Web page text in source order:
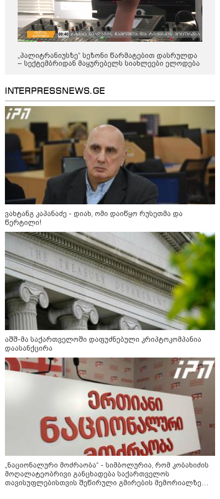
„წარმოებულია საქართველოში“ -
ქართული თაფლი ჩინეთის
ბაზარზე გასასვლელად ემზადება
- დეტალები
დეფიციტის წინაშე დგას
კონფლიქტები
12:46 / 07-08-2026
ოკუპირებულ აფხაზეთში საწვავის
დეფიციტია, კილომეტრიანი რიგები და
შეზღუდვა საწვავის ჩასხმაზე - რა
ინფორმაციას აქვეყნებს "დემოკრატიის
კვლევის ინსტიტუტი“
14:23 / 05-08-2026
ევროპელმა და რუსმა ყოფილმა
მაღალჩინოსნებმა უკრაინაში
ომთან დაკავშირებით
მოლაპარაკებები გამართეს - რა
არის ცნობილი შეხვედრაზე
„პალიტრანიუსზე“ სეზონი წარმატებით დასრულდა
– სექტემბრიდან მაყურებელს სიახლეები ელოდება
INTERPRESSNEWS.GE
ვახტანგ კაპანაძე - დიახ, ომი დაიწყო რუსეთმა და
წერტილი!
აშშ-მა საქართველოში დაფუძნებული კრიპტოკომპანია
დაასანქცირა
„ნაციონალური მოძრაობა“ - სიმბოლურია, რომ კობახიძის
მოღალატეობრივი განცხადება საქართველოს
თავისუფლებისთვის შეწირული გმირების მემორიალზე